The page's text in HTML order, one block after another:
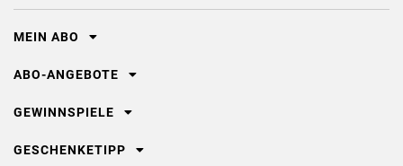
MEIN ABO
ABO-ANGEBOTE
GEWINNSPIELE
GESCHENKETIPP